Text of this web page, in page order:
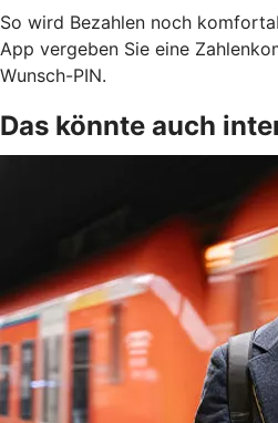
So wird Bezahlen noch
App vergeben Sie eine
Wunsch-PIN.
Das könnte auch